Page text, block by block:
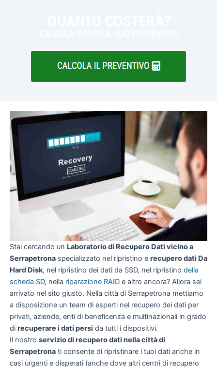
Stai cercando un Laboratorio di Recupero Dati vicino a
Serrapetrona specializzato nel ripristino e recupero dati Da
Hard Disk, nel ripristino dei dati da SSD, nel ripristino della
scheda SD, nella riparazione RAID e altro ancora? Allora sei
arrivato nel sito giusto. Nella città di Serrapetrona mettiamo
a disposizione un team di esperti nel recupero dei dati per
privati, aziende, enti di beneficenza e multinazionali in grado
di recuperare i dati persi da tutti i dispositivi.
Il nostro servizio di recupero dati nella città di
Serrapetrona ti consente di ripristinare i tuoi dati anche in
casi urgenti e disperati (anche dove altri centri di recupero